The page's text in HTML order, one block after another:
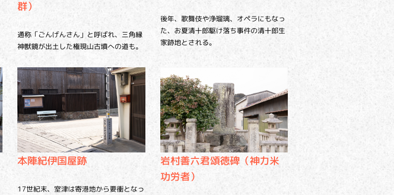
群）
通称「ごんげんさん」と呼ばれ、三角縁
神獣鏡が出土した権現山古墳への道も。
後年、歌舞伎や浄瑠璃、オペラにもなっ
た、お夏清十郎駆け落ち事件の清十郎生
家跡地とされる。
本陣紀伊国屋跡
17世紀末、室津は寄港地から要衝となっ
岩村善六君頌徳碑（神力米
功労者）